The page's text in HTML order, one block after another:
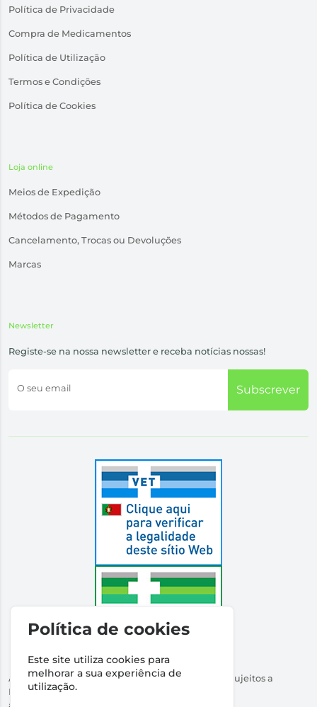
Política de Privacidade
Compra de Medicamentos
Política de Utilização
Termos e Condições
Política de Cookies
Loja online
Meios de Expedição
Métodos de Pagamento
Cancelamento, Trocas ou Devoluções
Marcas
Newsletter
Registe-se na nossa newsletter e receba notícias nossas!
O seu email Subscrever
Autorizado a Disponibilizar Medicamentos Não Sujeitos a
Receita Médica
Política de cookies
Este site utiliza cookies para
melhorar a sua experiência de
utilização.